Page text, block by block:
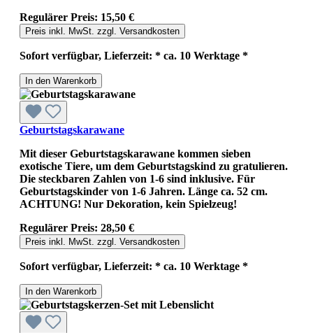
Regulärer Preis: 15,50 €
Preis inkl. MwSt. zzgl. Versandkosten
Sofort verfügbar, Lieferzeit: * ca. 10 Werktage *
In den Warenkorb
Geburtstagskarawane
Mit dieser Geburtstagskarawane kommen sieben
exotische Tiere, um dem Geburtstagskind zu gratulieren.
Die steckbaren Zahlen von 1-6 sind inklusive. Für
Geburtstagskinder von 1-6 Jahren. Länge ca. 52 cm.
ACHTUNG! Nur Dekoration, kein Spielzeug!
Regulärer Preis: 28,50 €
Preis inkl. MwSt. zzgl. Versandkosten
Sofort verfügbar, Lieferzeit: * ca. 10 Werktage *
In den Warenkorb